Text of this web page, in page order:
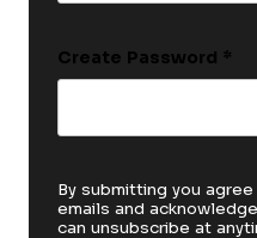
Create Password *
By submitting you
emails and
can unsubscribe at